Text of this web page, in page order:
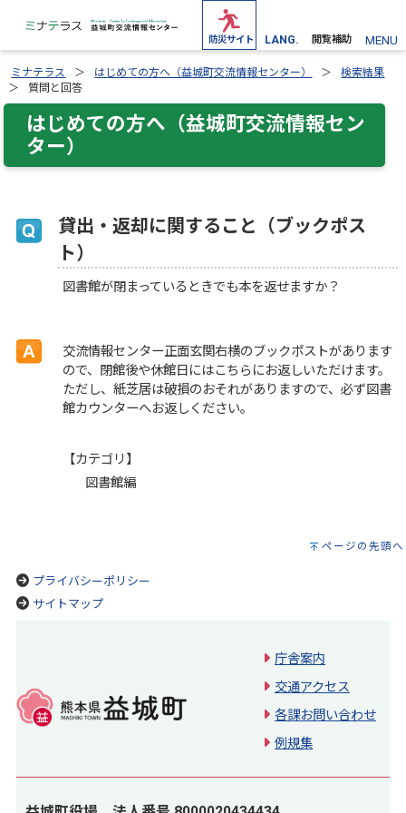
LANG. 閲覧補助
防災サイト MENU
ミナテラス はじめての方へ（益城町交流情報センター）
検索結果
質問と回答
はじめての方へ（益城町交流情報セン
ター）
貸出・返却に関すること（ブックポス
ト）
図書館が閉まっているときでも本を返せますか？
交流情報センター正面玄関右横のブックポストがあります
ので、閉館後や休館日にはこちらにお返しいただけます。
ただし、紙芝居は破損のおそれがありますので、必ず図書
館カウンターへお返しください。
【カテゴリ】
図書館編
ページの先頭へ
プライバシーポリシー
サイトマップ
庁舎案内
交通アクセス
各課お問い合わせ
例規集